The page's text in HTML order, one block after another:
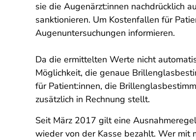
sie die Augenärzt:innen nachdrücklich
sanktionieren. Um Kostenfallen für
Augenuntersuchungen informieren.
Da die ermittelten Werte nicht
Möglichkeit, die genaue
für Patient:innen, die
zusätzlich in Rechnung stellt.
Seit März 2017 gilt eine
wieder von der Kasse bezahlt. Wer mit